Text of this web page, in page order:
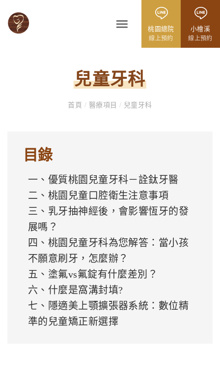
桃園總院
線上預約
小檜溪
線上預約
兒童牙科
首頁 / 醫療項目 / 兒童牙科
目錄
一、優質桃園兒童牙科－詮鈦牙醫
二、桃園兒童口腔衛生注意事項
三、乳牙抽神經後，會影響恆牙的發
展嗎？
四、桃園兒童牙科為您解答：當小孩
不願意刷牙，怎麼辦？
五、塗氟vs氟錠有什麼差別？
六、什麼是窩溝封填?
七、隱適美上顎擴張器系統：數位精
準的兒童矯正新選擇